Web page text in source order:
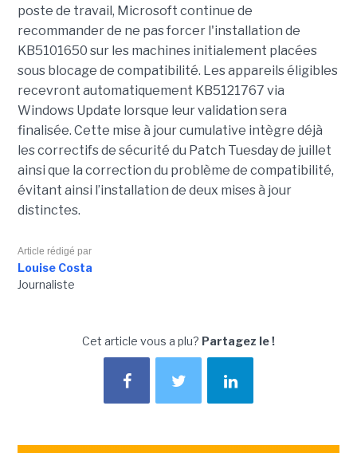
poste de travail, Microsoft continue de
recommander de ne pas forcer l'installation de
KB5101650 sur les machines initialement placées
sous blocage de compatibilité. Les appareils éligibles
recevront automatiquement KB5121767 via
Windows Update lorsque leur validation sera
finalisée. Cette mise à jour cumulative intègre déjà
les correctifs de sécurité du Patch Tuesday de juillet
ainsi que la correction du problème de compatibilité,
évitant ainsi l’installation de deux mises à jour
distinctes.
Article rédigé par
Louise Costa
Journaliste
Cet article vous a plu? Partagez le !